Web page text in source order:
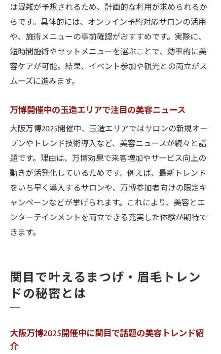
は混雑が予想されるため、計画的な利用が求められるか
らです。具体的には、オンライン予約対応サロンの活用
や、施術メニューの事前確認がおすすめです。実際に、
短時間施術やセットメニューを選ぶことで、効率的に美
容ケアが可能。結果、イベント参加や観光との両立がス
ムーズに進みます。
万博開催中の玉造エリアで注目の美容ニュース
大阪万博2025開催中、玉造エリアではサロンの新規オー
プンやトレンド技術導入など、美容ニュースが続々と話
題です。理由は、万博効果で来客増加やサービス向上の
動きが活発化しているためです。例えば、最新トレンド
をいち早く導入するサロンや、万博参加者向けの限定キ
ャンペーンなどが挙げられます。これにより、美容とエ
ンターテインメントを両立できる充実した体験が期待で
きます。
関目で叶えるまつげ・眉毛トレン
ドの秘密とは
大阪万博2025開催中に関目で話題の美容トレンド紹
介